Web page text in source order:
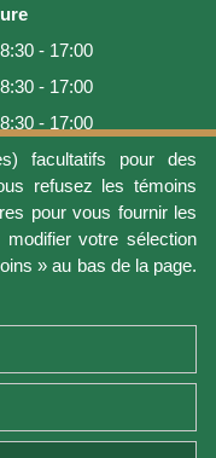
facultatifs pour des
refusez les témoins
pour vous fournir les
votre sélection
» au bas de la page.
8:30 - 17:00
8:30 - 17:00
8:30 - 17:00
8:30 - 17:00
8:30 - 17:00
9:00 - 16:00
Fermé